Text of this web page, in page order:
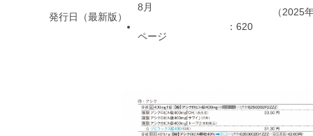
発行日（最新版）
8月
ページ
：620
（2025